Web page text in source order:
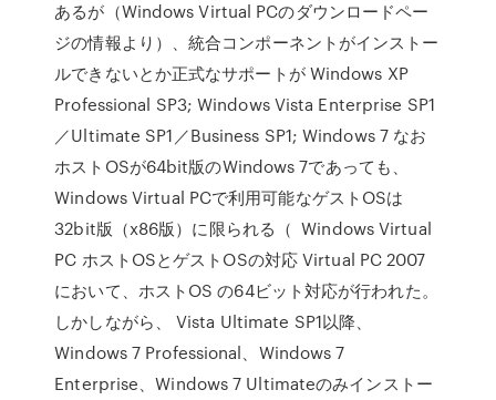
あるが（Windows Virtual PCのダウンロードペー
ジの情報より）、統合コンポーネントがインストー
ルできないとか正式なサポートが Windows XP
Professional SP3; Windows Vista Enterprise SP1
／Ultimate SP1／Business SP1; Windows 7 なお
ホストOSが64bit版のWindows 7であっても、
Windows Virtual PCで利用可能なゲストOSは
32bit版（x86版）に限られる（ Windows Virtual
PC ホストOSとゲストOSの対応 Virtual PC 2007
において、ホストOS の64ビット対応が行われた。
しかしながら、 Vista Ultimate SP1以降、
Windows 7 Professional、Windows 7
Enterprise、Windows 7 Ultimateのみインストー